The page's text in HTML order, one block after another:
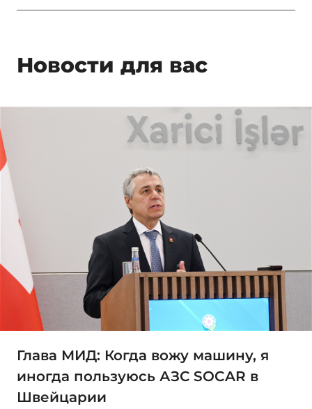
Новости для вас
Глава МИД: Когда вожу машину, я
иногда пользуюсь АЗС SOCAR в
Швейцарии